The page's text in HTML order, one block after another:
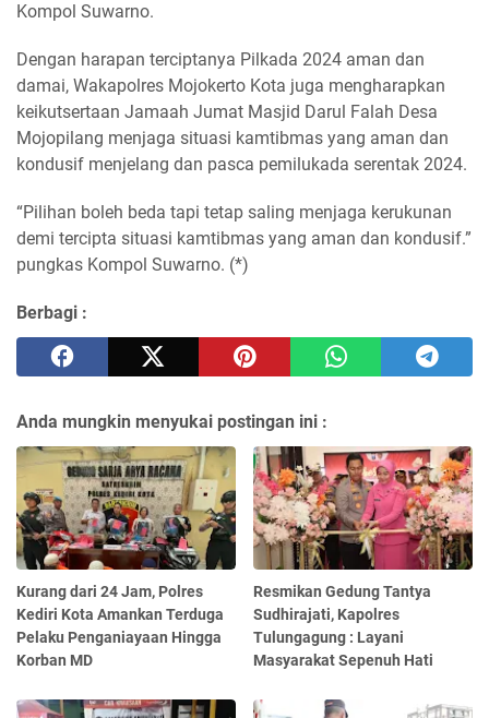
Kompol Suwarno.
Dengan harapan terciptanya Pilkada 2024 aman dan
damai, Wakapolres Mojokerto Kota juga mengharapkan
keikutsertaan Jamaah Jumat Masjid Darul Falah Desa
Mojopilang menjaga situasi kamtibmas yang aman dan
kondusif menjelang dan pasca pemilukada serentak 2024.
“Pilihan boleh beda tapi tetap saling menjaga kerukunan
demi tercipta situasi kamtibmas yang aman dan kondusif.”
pungkas Kompol Suwarno. (*)
Berbagi :
Anda mungkin menyukai postingan ini :
Kurang dari 24 Jam, Polres
Kediri Kota Amankan Terduga
Pelaku Penganiayaan Hingga
Korban MD
Resmikan Gedung Tantya
Sudhirajati, Kapolres
Tulungagung : Layani
Masyarakat Sepenuh Hati